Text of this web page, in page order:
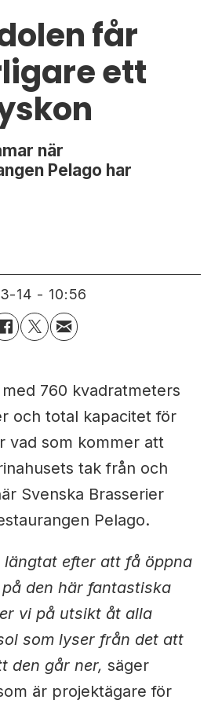
får
ett
när
Pelago har
14 - 10:56
760 kvadratmeters
och total kapacitet för
vad som kommer att
tak från och
Svenska Brasserier
Pelago.
längtat efter att få öppna
den här fantastiska
vi på utsikt åt alla
som lyser från det att
den går ner, säger
är projektägare för